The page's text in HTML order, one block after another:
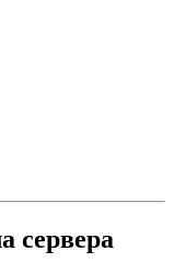
сервера